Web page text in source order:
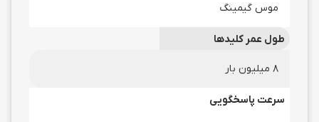
موس گیمینگ
طول عمر کلیدها
۸ میلیون بار
سرعت پاسخگویی